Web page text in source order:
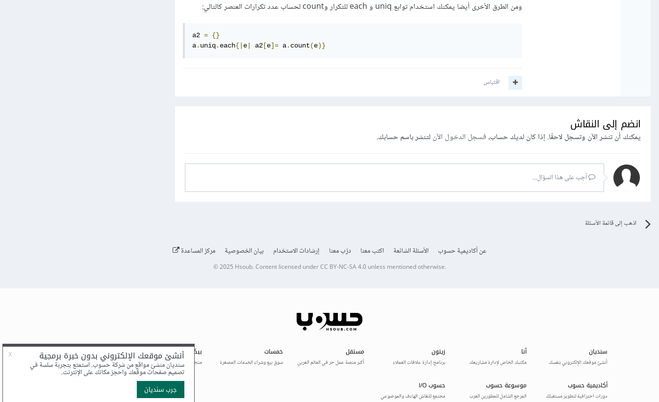
ومن الطرق الأخرى أيضا يمكنك استخدام توابع uniq و each للتكرار وcount لحساب عدد تكرارات العنصر كالتالي:
a2 = {}
a. uniq. each{| e a2 [e]= a. count(e)}
اقتباس
انضم إلى النقاش
يمكنك أن تنشر الآن وتسجل لاحقًا. إذا كان لديك حساب،فسجل الدخول الآنلتنشر باسم حسابك.
أجب على هذا السؤال...
اذهب إلى قائمة الأسئلة
عن أكاديمية حسوب الأسئلة الشائعة اكتب معنا درّب معنا إرشادات الاستخدام بيان الخصوصية مركز المساعدة
© 2025 Hsoub.Content licensed underCC BY-NC-SA 4.0unless mentioned otherwise.